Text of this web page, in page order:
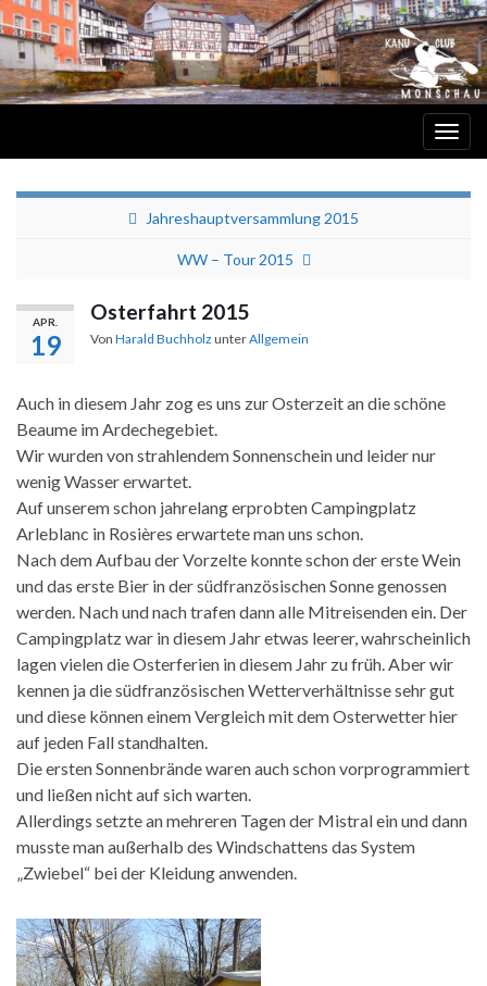
Jahreshauptversammlung 2015
WW – Tour 2015
APR.
19
Osterfahrt 2015
Von Harald Buchholz unterAllgemein
Auch in diesem Jahr zog es uns zur Osterzeit an die schöne
Beaume im Ardechegebiet.
Wir wurden von strahlendem Sonnenschein und leider nur
wenig Wasser erwartet.
Auf unserem schon jahrelang erprobten Campingplatz
Arleblanc in Rosières erwartete man uns schon.
Nach dem Aufbau der Vorzelte konnte schon der erste Wein
und das erste Bier in der südfranzösischen Sonne genossen
werden. Nach und nach trafen dann alle Mitreisenden ein. Der
Campingplatz war in diesem Jahr etwas leerer, wahrscheinlich
lagen vielen die Osterferien in diesem Jahr zu früh. Aber wir
kennen ja die südfranzösischen Wetterverhältnisse sehr gut
und diese können einem Vergleich mit dem Osterwetter hier
auf jeden Fall standhalten.
Die ersten Sonnenbrände waren auch schon vorprogrammiert
und ließen nicht auf sich warten.
Allerdings setzte an mehreren Tagen der Mistral ein und dann
musste man außerhalb des Windschattens das System
„Zwiebel“ bei der Kleidung anwenden.